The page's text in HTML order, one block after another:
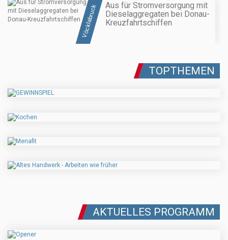
Vöcklabruck
Aus für Stromversorgung mit
Dieselaggregaten bei Donau-
Kreuzfahrtschiffen
TOPTHEMEN
AKTUELLES PROGRAMM